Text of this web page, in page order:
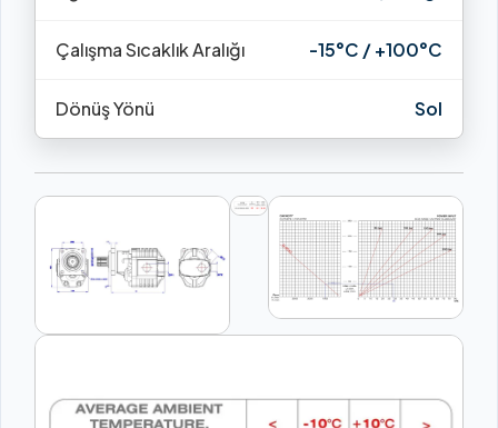
Çalışma Sıcaklık Aralığı -15°C / +100°C
Dönüş Yönü Sol